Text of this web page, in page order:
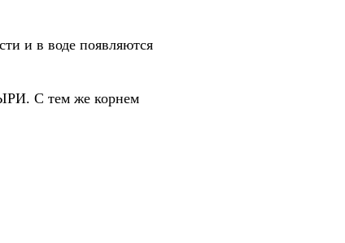
и в воде появляются
С тем же корнем